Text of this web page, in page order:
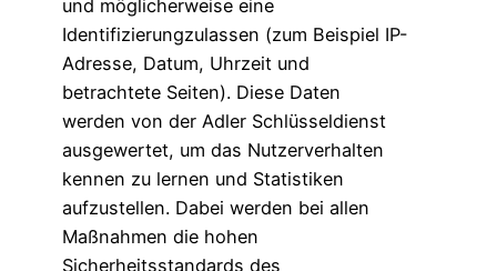
und möglicherweise eine
Identifizierungzulassen (zum Beispiel IP-
Adresse, Datum, Uhrzeit und
betrachtete Seiten). Diese Daten
werden von der Adler Schlüsseldienst
ausgewertet, um das Nutzerverhalten
kennen zu lernen und Statistiken
aufzustellen. Dabei werden bei allen
Maßnahmen die hohen
Sicherheitsstandards des